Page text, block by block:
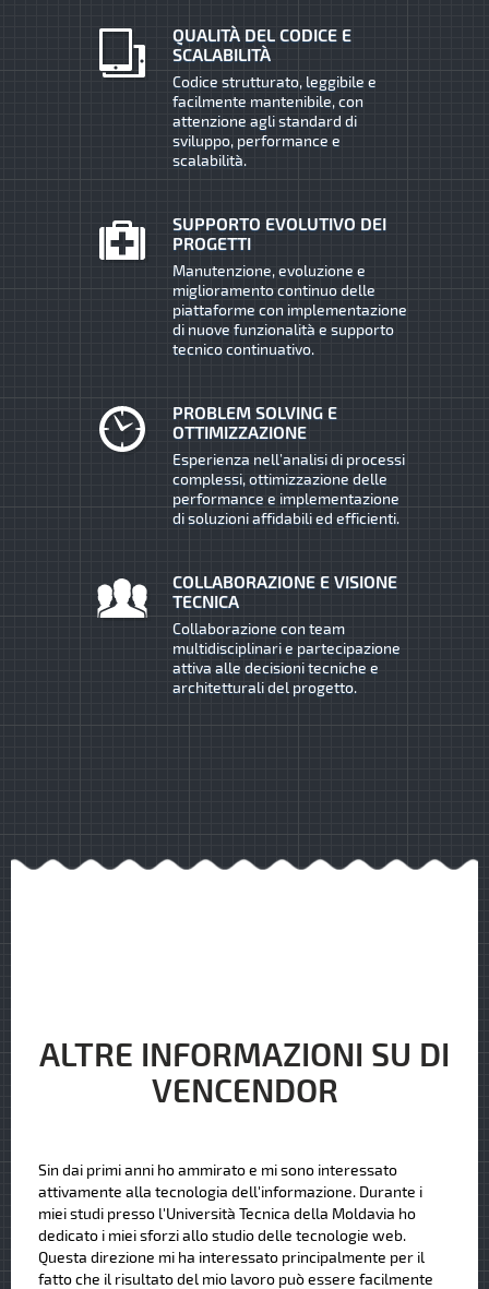
QUALITÀ DEL CODICE E
SCALABILITÀ
Codice strutturato, leggibile e
facilmente mantenibile, con
attenzione agli standard di
sviluppo, performance e
scalabilità.
SUPPORTO EVOLUTIVO DEI
PROGETTI
Manutenzione, evoluzione e
miglioramento continuo delle
piattaforme con implementazione
di nuove funzionalità e supporto
tecnico continuativo.
PROBLEM SOLVING E
OTTIMIZZAZIONE
Esperienza nell’analisi di processi
complessi, ottimizzazione delle
performance e implementazione
di soluzioni affidabili ed efficienti.
COLLABORAZIONE E VISIONE
TECNICA
Collaborazione con team
multidisciplinari e partecipazione
attiva alle decisioni tecniche e
architetturali del progetto.
ALTRE INFORMAZIONI SU DI
VENCENDOR
Sin dai primi anni ho ammirato e mi sono interessato
attivamente alla tecnologia dell'informazione. Durante i
miei studi presso l'Università Tecnica della Moldavia ho
dedicato i miei sforzi allo studio delle tecnologie web.
Questa direzione mi ha interessato principalmente per il
fatto che il risultato del mio lavoro può essere facilmente